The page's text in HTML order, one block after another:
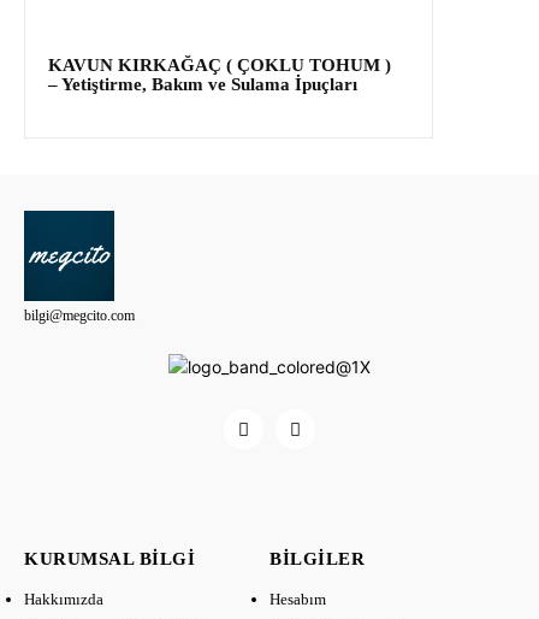
KAVUN KIRKAĞAÇ ( ÇOKLU TOHUM )
– Yetiştirme, Bakım ve Sulama İpuçları
bilgi@megcito.com
KURUMSAL BILGI
Hakkımızda
BILGILER
Hesabım